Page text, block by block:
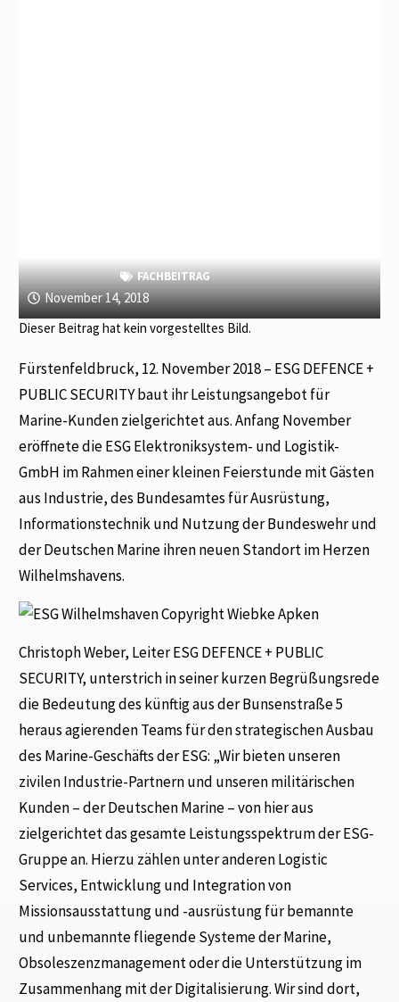
FACHBEITRAG
November 14, 2018
Dieser Beitrag hat kein vorgestelltes Bild.
Fürstenfeldbruck, 12. November 2018 – ESG DEFENCE +
PUBLIC SECURITY baut ihr Leistungsangebot für
Marine-Kunden zielgerichtet aus. Anfang November
eröffnete die ESG Elektroniksystem- und Logistik-
GmbH im Rahmen einer kleinen Feierstunde mit Gästen
aus Industrie, des Bundesamtes für Ausrüstung,
Informationstechnik und Nutzung der Bundeswehr und
der Deutschen Marine ihren neuen Standort im Herzen
Wilhelmshavens.
Christoph Weber, Leiter ESG DEFENCE + PUBLIC
SECURITY, unterstrich in seiner kurzen Begrüßungsrede
die Bedeutung des künftig aus der Bunsenstraße 5
heraus agierenden Teams für den strategischen Ausbau
des Marine-Geschäfts der ESG: „Wir bieten unseren
zivilen Industrie-Partnern und unseren militärischen
Kunden – der Deutschen Marine – von hier aus
zielgerichtet das gesamte Leistungsspektrum der ESG-
Gruppe an. Hierzu zählen unter anderen Logistic
Services, Entwicklung und Integration von
Missionsausstattung und -ausrüstung für bemannte
und unbemannte fliegende Systeme der Marine,
Obsoleszenzmanagement oder die Unterstützung im
Zusammenhang mit der Digitalisierung. Wir sind dort,